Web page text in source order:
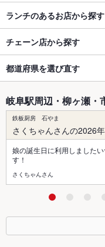
ランチのあるお店から探す
チェーン店から探す
都道府県を選び直す
岐阜駅周辺・柳ヶ瀬・
鉄板厨房 石やま
さくちゃんさんの2026
娘の誕生日に利用しました
す！
さくちゃんさん